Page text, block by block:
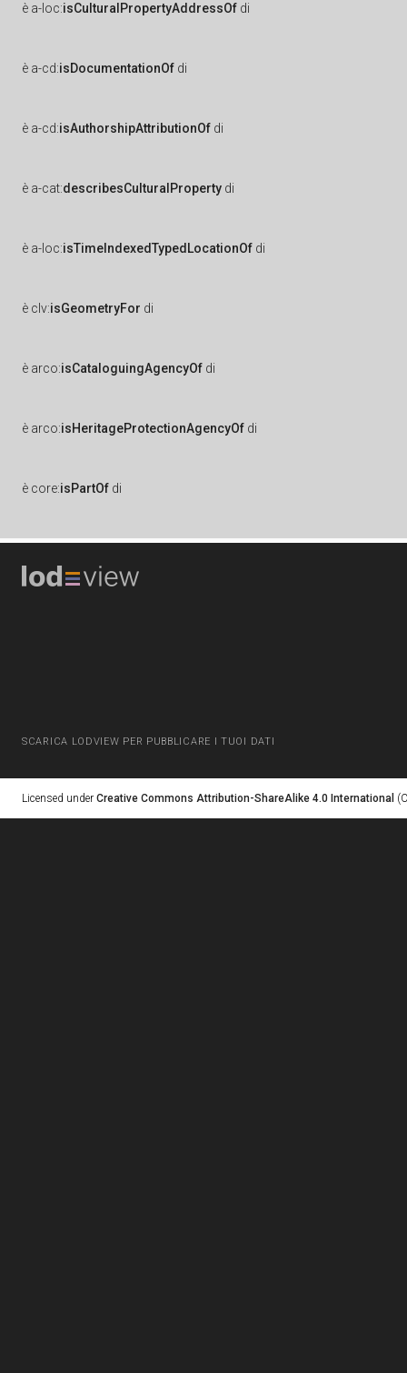
è a-loc:isCulturalPropertyAddressOf di
è a-cd:isDocumentationOf di
è a-cd:isAuthorshipAttributionOf di
è a-cat:describesCulturalProperty di
è a-loc:isTimeIndexedTypedLocationOf di
è clv:isGeometryFor di
è arco:isCataloguingAgencyOf di
è arco:isHeritageProtectionAgencyOf di
è core:isPartOf di
SCARICA LODVIEW PER PUBBLICARE I TUOI DATI
Licensed under Creative Commons Attribution-ShareAlike 4.0 International